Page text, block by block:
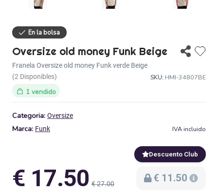
Oversize old money Funk Beige
Franela Oversize old money Funk verde Beige
(2 Disponibles)
SKU: HMI-34807BE
1 vendido
Categoria: Oversize
Marca: Funk IVA incluido
€ 17.50 € 27.00
Descuento Club
€ 11.50